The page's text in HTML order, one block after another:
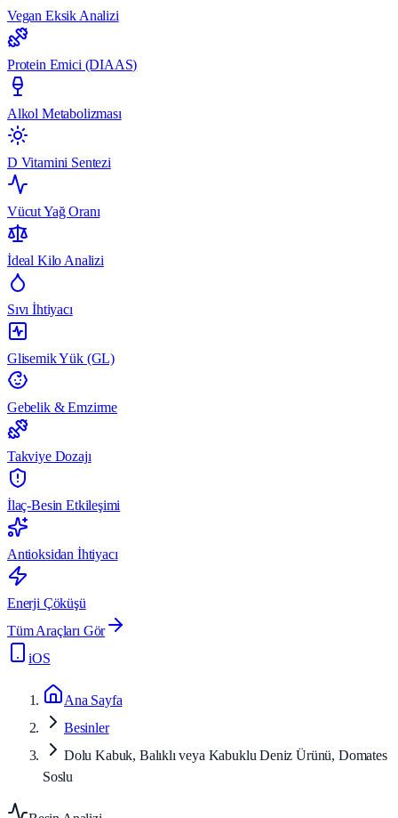
Vegan Eksik Analizi
Protein Emici (DIAAS)
Alkol Metabolizması
D Vitamini Sentezi
Vücut Yağ Oranı
İdeal Kilo Analizi
Sıvı İhtiyacı
Glisemik Yük (GL)
Gebelik & Emzirme
Takviye Dozajı
İlaç-Besin Etkileşimi
Antioksidan İhtiyacı
Enerji Çöküşü
Tüm Araçları Gör
iOS
Ana Sayfa
Besinler
Dolu Kabuk, Balıklı veya Kabuklu Deniz Ürünü, Domates
Soslu